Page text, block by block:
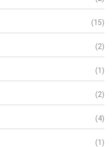
(15)
(2)
(1)
(2)
(4)
(1)